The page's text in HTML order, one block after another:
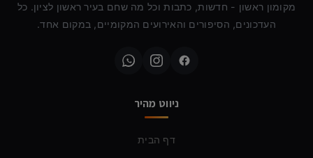
מקומון ראשון - חדשות, כתבות וכל מה שחם בעיר ראשון לציון. כל
העדכונים, הסיפורים והאירועים המקומיים, במקום אחד.
ניווט מהיר
דף הבית